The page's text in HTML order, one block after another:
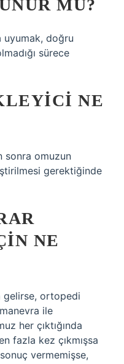
MU?
uyumak, doğru
sürece
NE
sonra omuzun
gerektiğinde
NE
gelirse, ortopedi
ile
her çıktığında
fazla kez çıkmışsa
vermemişse,